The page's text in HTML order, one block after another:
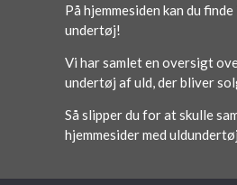
På hjemmesiden kan du
undertøj!
Vi har samlet en oversigt
undertøj af uld, der bliver
Så slipper du for at skulle
hjemmesider med